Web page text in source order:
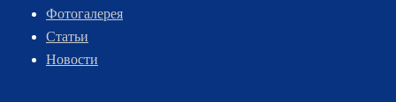
Фотогалерея
Статьи
Новости